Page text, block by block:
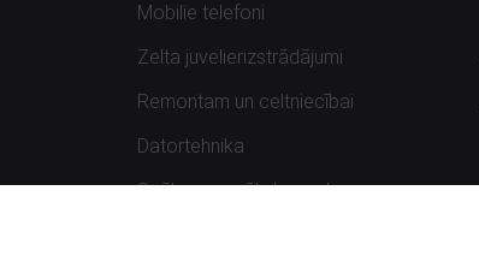
Mobilie telefoni
Zelta juvelierizstrādājumi
Remontam un celtniecībai
Datortehnika
Spēles un spēļu konsoles